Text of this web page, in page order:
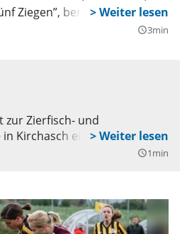
Ziegen”, berichtet
Brettmeister.
query_builder3min
zur Zierfisch- und
Kirchasch ein.
query_builder1min